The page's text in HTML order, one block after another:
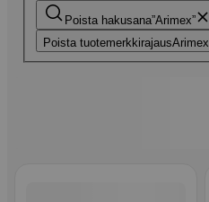
Poista hakusana Arimex
Poista tuotemerkkirajausArimex